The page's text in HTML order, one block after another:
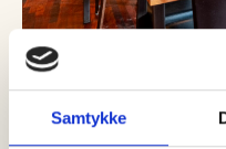
Samtykke
Smag på